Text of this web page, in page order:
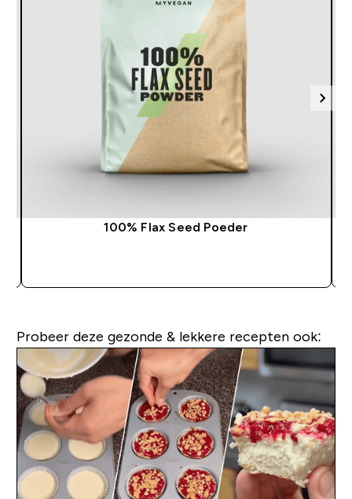
100% Flax Seed Poeder
Probeer deze gezonde & lekkere recepten ook: